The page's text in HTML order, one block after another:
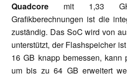
Quadcore mit 1,33
Grafikberechnungen ist die
zuständig. Das SoC wird von
unterstützt, der Flashspeicher
16 GB knapp bemessen, kann
um bis zu 64 GB erweitert